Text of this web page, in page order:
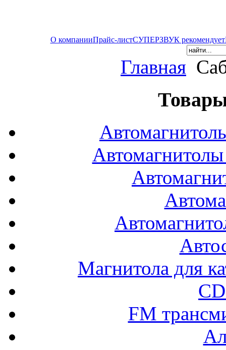
О компанииПрайс-листСУПЕРЗВУК рекомендует
Главная
Магнитола для
FM